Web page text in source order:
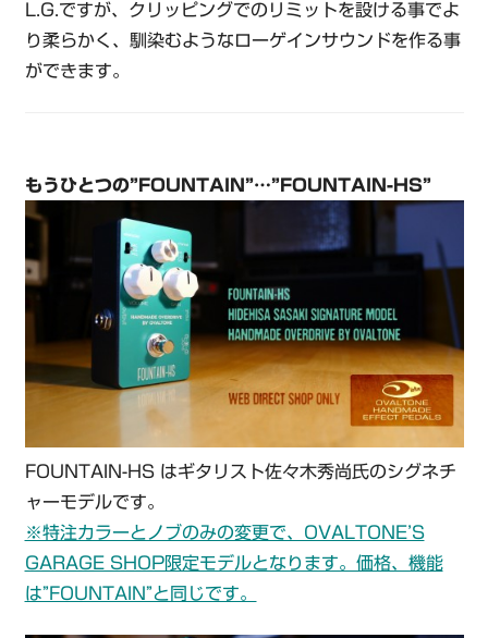
L.G.ですが、クリッピングでのリミットを設ける事でよ
り柔らかく、馴染むようなローゲインサウンドを作る事
ができます。
もうひとつの”FOUNTAIN”…”FOUNTAIN-HS”
FOUNTAIN-HS はギタリスト佐々木秀尚氏のシグネチ
ャーモデルです。
※特注カラーとノブのみの変更で、OVALTONE’S
GARAGE SHOP限定モデルとなります。価格、機能
は”FOUNTAIN”と同じです。